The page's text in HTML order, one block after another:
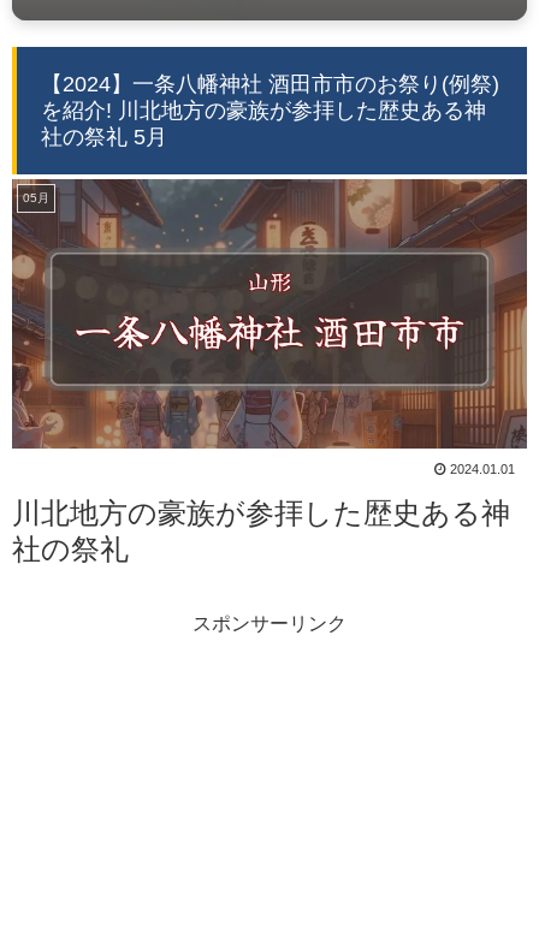
【2024】一条八幡神社 酒田市市のお祭り(例祭)
を紹介! 川北地方の豪族が参拝した歴史ある神
社の祭礼 5月
05月
2024.01.01
川北地方の豪族が参拝した歴史ある神
社の祭礼
スポンサーリンク